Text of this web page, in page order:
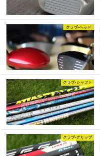
クラブ-ヘッド
クラブ-シャフト
クラブ-グリップ